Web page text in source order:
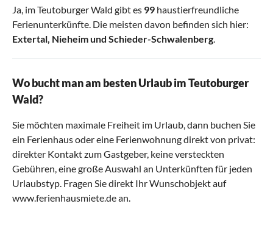
Ja, im Teutoburger Wald gibt es 99 haustierfreundliche
Ferienunterkünfte. Die meisten davon befinden sich hier:
Extertal, Nieheimund Schieder-Schwalenberg.
Wo bucht man am besten Urlaub im Teutoburger
Wald?
Sie möchten maximale Freiheit im Urlaub, dann buchen Sie
ein Ferienhaus oder eine Ferienwohnung direkt von privat:
direkter Kontakt zum Gastgeber, keine versteckten
Gebühren, eine große Auswahl an Unterkünften für jeden
Urlaubstyp. Fragen Sie direkt Ihr Wunschobjekt auf
www.ferienhausmiete.de an.